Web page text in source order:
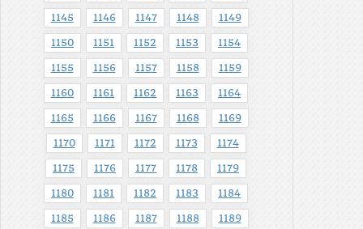
1145 1146 1147 1148 1149
1150 1151 1152 1153 1154
1155 1156 1157 1158 1159
1160 1161 1162 1163 1164
1165 1166 1167 1168 1169
1170 1171 1172 1173 1174
1175 1176 1177 1178 1179
1180 1181 1182 1183 1184
1185 1186 1187 1188 1189